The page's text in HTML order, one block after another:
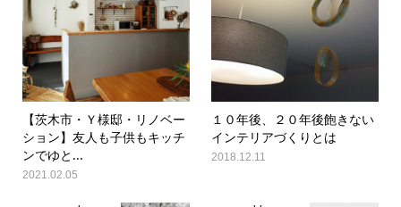
【茨木市・Ｙ様邸・リノベー
ション】友人も子供もキッチ
ンでゆと...
2021.02.05
１０年後、２０年後飽きない
インテリアづくりとは
2018.12.11